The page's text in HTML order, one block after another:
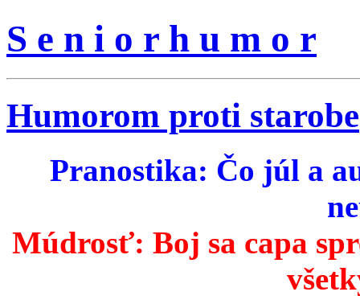
S e n i o r h u m o r
Humorom proti starobe
Pranostika: Čo júl a
Múdrosť: Boj sa capa